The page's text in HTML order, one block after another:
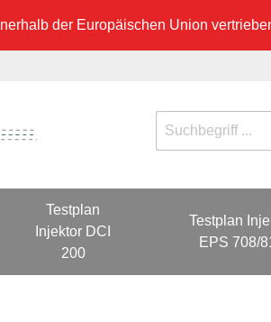
der Europäischen Union
Testplan
Injektor DCI
200
Testplan
EPS 708/